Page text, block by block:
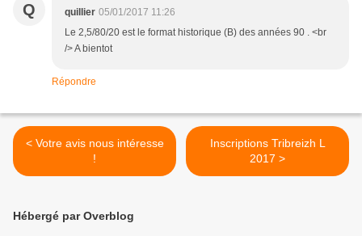
Q quillier 05/01/2017 11:26
Le 2,5/80/20 est le format historique (B) des années 90 . <br
/> A bientot
Répondre
< Votre avis nous intéresse
!
Inscriptions Tribreizh L
2017 >
Hébergé par Overblog